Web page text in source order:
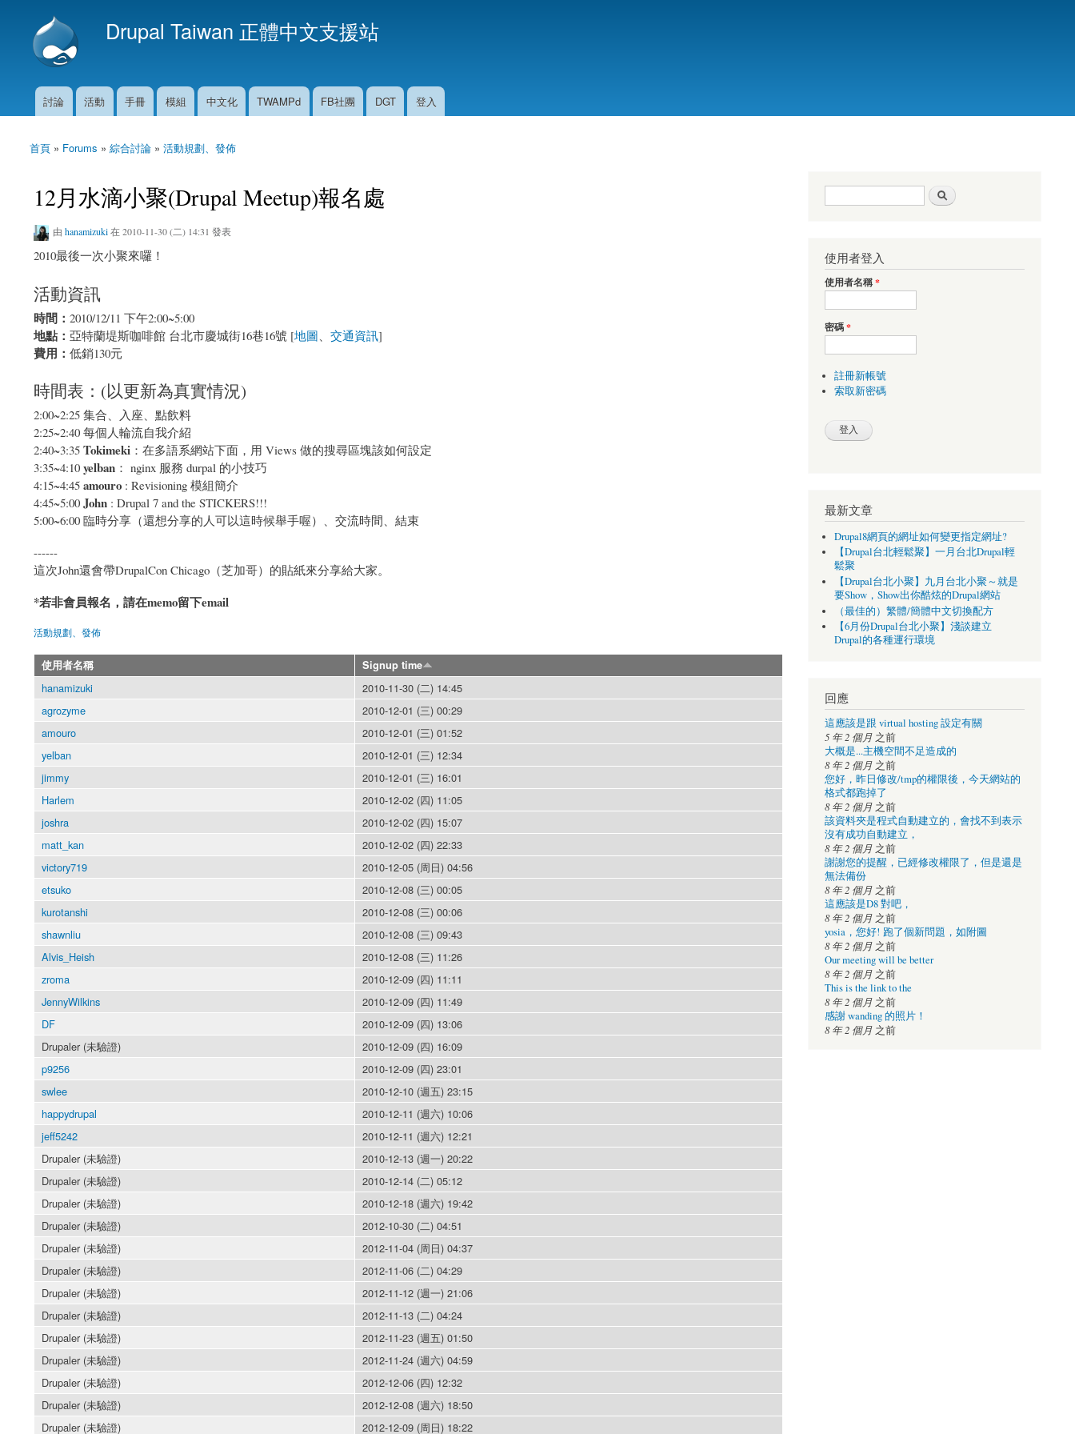
Drupal Taiwan 正體中文支援站
主選單
討論 活動 手冊 模組 中文化 TWAMPd FB社團 DGT 登入
您在這裡
首頁 » Forums » 綜合討論 » 活動規劃、發佈
12月水滴小聚(Drupal Meetup)報名處
由 hanamizuki在 2010-11-30 (二) 14:31 發表
2010最後一次小聚來囉！
活動資訊
時間： 2010/12/11 下午2:00~5:00
地點： 亞特蘭堤斯咖啡館 台北市慶城街16巷16號 [地圖 交通資訊]
費用： 低銷130元
時間表：(以更新為真實情況)
2:00~2:25 集合、入座、點飲料
2:25~2:40 每個人輪流自我介紹
2:40~3:35 Tokimeki ：在多語系網站下面，用 Views 做的搜尋區塊該如何設定
3:35~4:10 yelban ： nginx 服務 durpal 的小技巧
4:15~4:45 amouro : Revisioning 模組簡介
4:45~5:00 John : Drupal 7 and the STICKERS!!!
5:00~6:00 臨時分享（還想分享的人可以這時候舉手喔）、交流時間、結束
------
這次John還會帶DrupalCon Chicago（芝加哥）的貼紙來分享給大家。
*若非會員報名，請在memo留下email
活動規劃、發佈
使用者名稱 Signup time
hanamizuki
2010-11-30 (二) 14:45
agrozyme
2010-12-01 (三) 00:29
amouro
2010-12-01 (三) 01:52
yelban
2010-12-01 (三) 12:34
jimmy
2010-12-01 (三) 16:01
Harlem
2010-12-02 (四) 11:05
joshra
2010-12-02 (四) 15:07
matt_kan
2010-12-02 (四) 22:33
victory719
2010-12-05 (周日) 04:56
etsuko
2010-12-08 (三) 00:05
kurotanshi
2010-12-08 (三) 00:06
shawnliu
2010-12-08 (三) 09:43
Alvis_Heish
2010-12-08 (三) 11:26
zroma
2010-12-09 (四) 11:11
JennyWilkins
2010-12-09 (四) 11:49
DF
2010-12-09 (四) 13:06
Drupaler (未驗證)
2010-12-09 (四) 16:09
p9256
2010-12-09 (四) 23:01
swlee
2010-12-10 (週五) 23:15
happydrupal
2010-12-11 (週六) 10:06
jeff5242
2010-12-11 (週六) 12:21
Drupaler (未驗證)
2010-12-13 (週一) 20:22
Drupaler (未驗證)
2010-12-14 (二) 05:12
Drupaler (未驗證)
2010-12-18 (週六) 19:42
Drupaler (未驗證)
2012-10-30 (二) 04:51
Drupaler (未驗證)
2012-11-04 (周日) 04:37
Drupaler (未驗證)
2012-11-06 (二) 04:29
Drupaler (未驗證)
2012-11-12 (週一) 21:06
Drupaler (未驗證)
2012-11-13 (二) 04:24
Drupaler (未驗證)
2012-11-23 (週五) 01:50
Drupaler (未驗證)
2012-11-24 (週六) 04:59
Drupaler (未驗證)
2012-12-06 (四) 12:32
Drupaler (未驗證)
2012-12-08 (週六) 18:50
Drupaler (未驗證)
2012-12-09 (周日) 18:22
搜尋表單
使用者登入
使用者名稱*
密碼*
註冊新帳號
索取新密碼
最新文章
Drupal8網頁的網址如何變更指定網址?
【Drupal台北輕鬆聚】一月台北Drupal輕
鬆聚
【Drupal台北小聚】九月台北小聚～就是
要Show，Show出你酷炫的Drupal網站
（最佳的）繁體/簡體中文切換配方
【6月份Drupal台北小聚】淺談建立
Drupal的各種運行環境
回應
這應該是跟 virtual hosting 設定有關
5 年 2 個月之前
大概是...主機空間不足造成的
8 年 2 個月之前
您好，昨日修改/tmp的權限後，今天網站的
格式都跑掉了
8 年 2 個月之前
該資料夾是程式自動建立的，會找不到表示
沒有成功自動建立，
8 年 2 個月之前
謝謝您的提醒，已經修改權限了，但是還是
無法備份
8 年 2 個月之前
這應該是D8 對吧，
8 年 2 個月之前
yosia，您好! 跑了個新問題，如附圖
8 年 2 個月之前
Our meeting will be better
8 年 2 個月之前
This is the link to the
8 年 2 個月之前
感謝 wanding 的照片！
8 年 2 個月之前